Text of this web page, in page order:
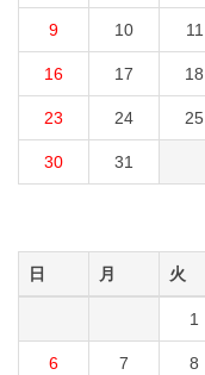
9 10 11
16 17 18
23 24 25
30 31
日 月 火
1
6 7 8